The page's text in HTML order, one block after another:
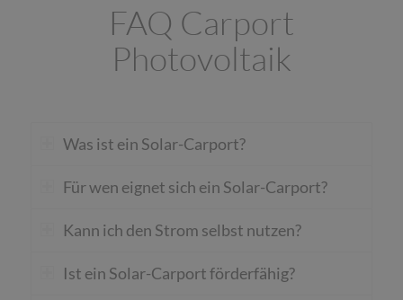
FAQ Carport
Photovoltaik
Was ist ein Solar-Carport?
Für wen eignet sich ein Solar-Carport?
Kann ich den Strom selbst nutzen?
Ist ein Solar-Carport förderfähig?